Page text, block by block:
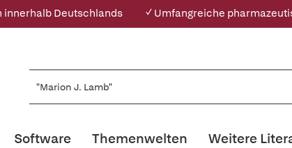
innerhalb Deutschlands ✓ Umfangreiche
Software Themenwelten Weitere